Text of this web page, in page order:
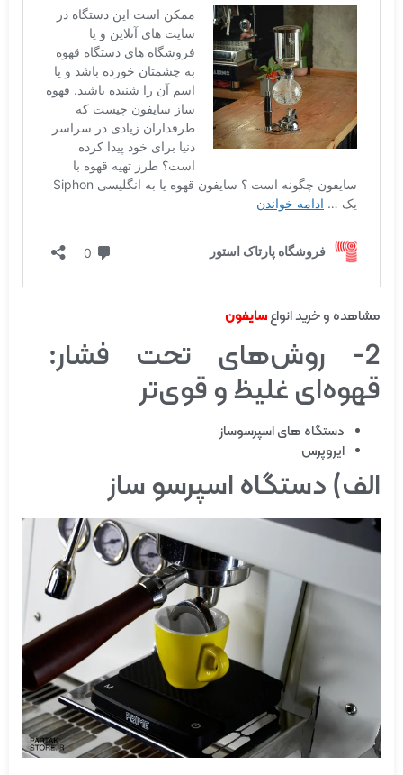
مشاهده و خرید انواعسایفون
2- روش‌های تحت فشار:
قهوه‌ای غلیظ و قوی‌تر
دستگاه های اسپرسوساز
ایروپرس
الف) دستگاه اسپرسو ساز